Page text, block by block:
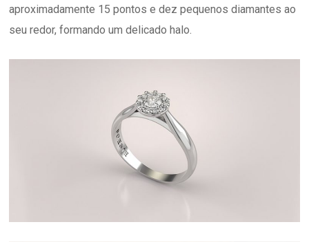
aproximadamente 15 pontos e dez pequenos diamantes ao
seu redor, formando um delicado halo.